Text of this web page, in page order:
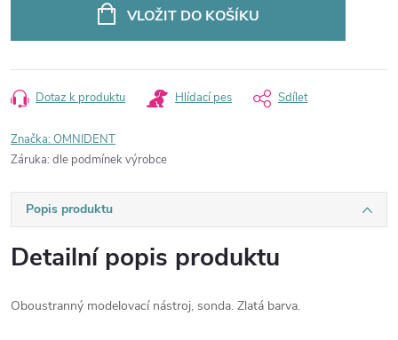
VLOŽIT DO KOŠÍKU
Dotaz k produktu Hlídací pes Sdílet
Značka:OMNIDENT
Záruka: dle podmínek výrobce
Popis produktu
Detailní popis produktu
Oboustranný modelovací nástroj, sonda. Zlatá barva.